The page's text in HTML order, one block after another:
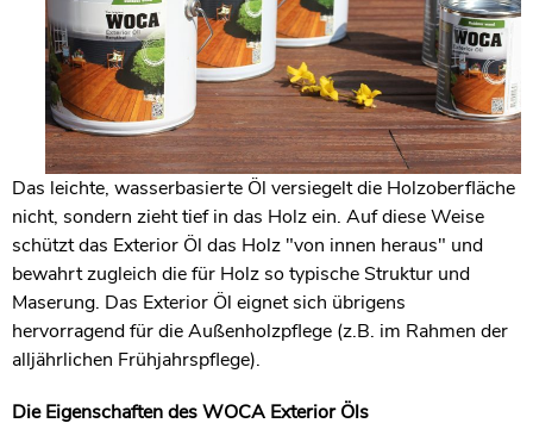
Das leichte, wasserbasierte Öl versiegelt die Holzoberfläche
nicht, sondern zieht tief in das Holz ein. Auf diese Weise
schützt das Exterior Öl das Holz "von innen heraus" und
bewahrt zugleich die für Holz so typische Struktur und
Maserung. Das Exterior Öl eignet sich übrigens
hervorragend für die Außenholzpflege (z.B. im Rahmen der
alljährlichen Frühjahrspflege).
Die Eigenschaften des WOCA Exterior Öls